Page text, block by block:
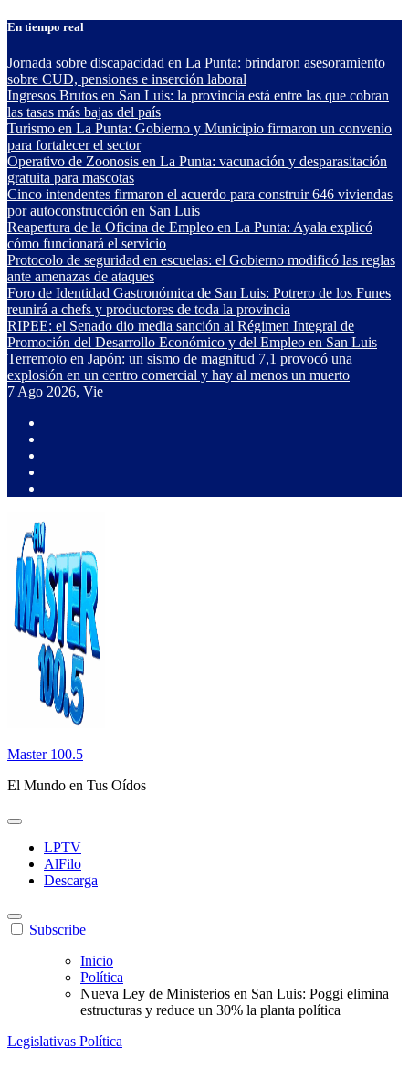
Saltar
contenido
En tiempo real
Jornada sobre discapacidad en La Punta: brindaron asesoramiento
sobre CUD, pensiones e inserción laboral
Ingresos Brutos en San Luis: la provincia está entre las que cobran
las tasas más bajas del país
Turismo en La Punta: Gobierno y Municipio firmaron un convenio
para fortalecer el sector
Operativo de Zoonosis en La Punta: vacunación y desparasitación
gratuita para mascotas
Cinco intendentes firmaron el acuerdo para construir 646 viviendas
por autoconstrucción en San Luis
Reapertura de la Oficina de Empleo en La Punta: Ayala explicó
cómo funcionará el servicio
Protocolo de seguridad en escuelas: el Gobierno modificó las reglas
ante amenazas de ataques
Foro de Identidad Gastronómica de San Luis: Potrero de los Funes
reunirá a chefs y productores de toda la provincia
RIPEE: el Senado dio media sanción al Régimen Integral de
Promoción del Desarrollo Económico y del Empleo en San Luis
Terremoto en Japón: un sismo de magnitud 7,1 provocó una
explosión en un centro comercial y hay al menos un muerto
7 Ago 2026, Vie
Master 100.5
El Mundo en Tus Oídos
LPTV
AlFilo
Descarga
Subscribe
Inicio
Política
Nueva Ley de Ministerios en San Luis: Poggi elimina
estructuras y reduce un 30% la planta política
Legislativas Política